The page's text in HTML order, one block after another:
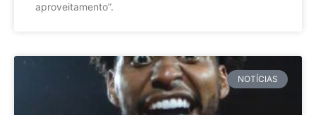
aproveitamento”.
NOTÍCIAS